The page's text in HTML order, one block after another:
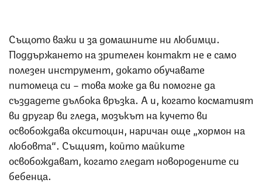
Същото важи и за домашните ни любимци.
Поддържането на зрителен контакт не е само
полезен инструмент, докато обучавате
питомеца си – това може да ви помогне да
създадете дълбока връзка. А и, когато косматият
ви другар ви гледа, мозъкът на кучето ви
освобождава окситоцин, наричан още „хормон на
любовта“. Същият, който майките
освобождават, когато гледат новородените си
бебенца.